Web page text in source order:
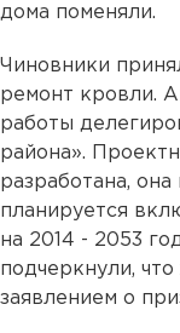
дома поменяли.
Чиновники
ремонт кровли.
работы
района».
разработана,
планируется
на 2014 - 2053
подчеркнули,
заявлением о